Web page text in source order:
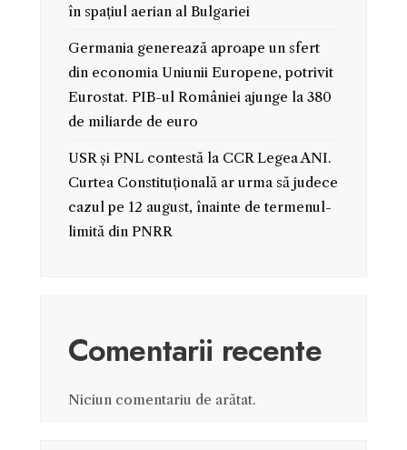
în spațiul aerian al Bulgariei
Germania generează aproape un sfert
din economia Uniunii Europene, potrivit
Eurostat. PIB-ul României ajunge la 380
de miliarde de euro
USR și PNL contestă la CCR Legea ANI.
Curtea Constituțională ar urma să judece
cazul pe 12 august, înainte de termenul-
limită din PNRR
Comentarii recente
Niciun comentariu de arătat.